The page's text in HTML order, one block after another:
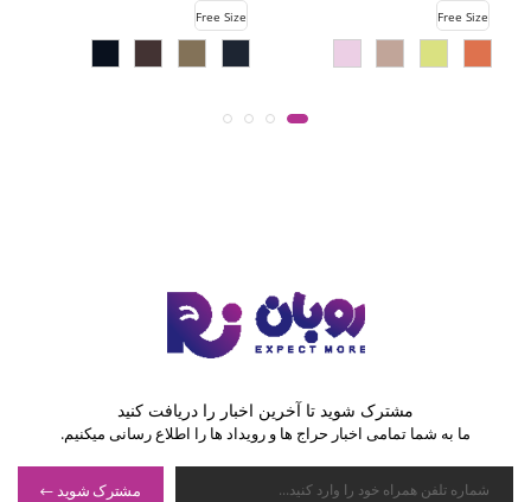
Free Size
Free Size
مشترک شوید تا آخرین اخبار را دریافت کنید
ما به شما تمامی اخبار حراج ها و رویداد ها را اطلاع رسانی میکنیم.
مشترک شوید